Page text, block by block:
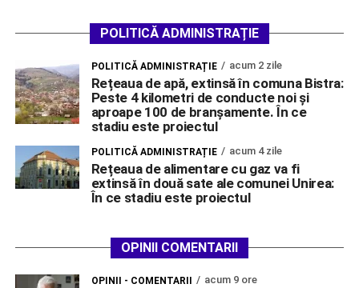
POLITICĂ ADMINISTRAȚIE
POLITICĂ ADMINISTRAȚIE acum 2 zile
Rețeaua de apă, extinsă în comuna Bistra:
Peste 4 kilometri de conducte noi și
aproape 100 de branșamente. În ce
stadiu este proiectul
POLITICĂ ADMINISTRAȚIE acum 4 zile
Rețeaua de alimentare cu gaz va fi
extinsă în două sate ale comunei Unirea:
În ce stadiu este proiectul
OPINII COMENTARII
OPINII - COMENTARII acum 9 ore